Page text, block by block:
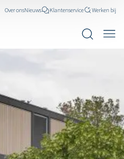
Over onsNieuws Klantenservice Werken bij